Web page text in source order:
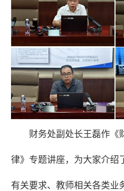
财务处副处长王磊作《
律》专题讲座，为大家介绍
有关要求、教师相关各类业